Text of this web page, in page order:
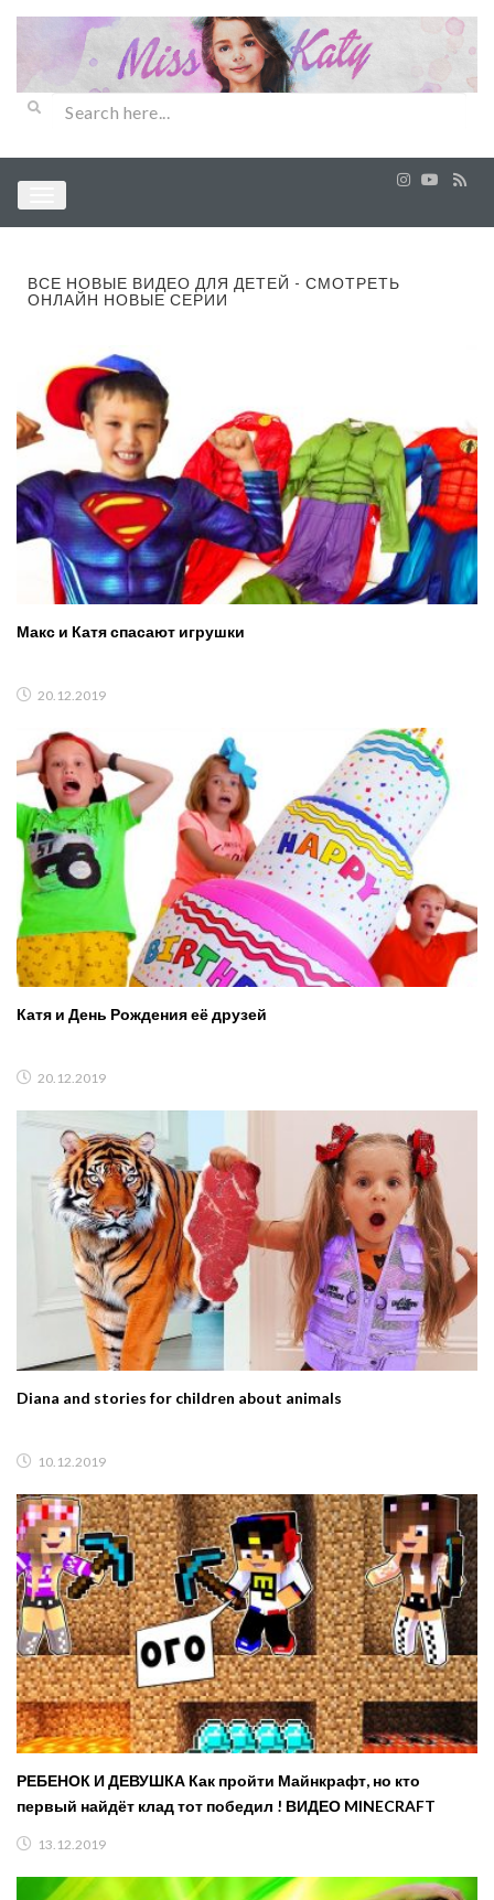
ВСЕ НОВЫЕ ВИДЕО ДЛЯ ДЕТЕЙ - СМОТРЕТЬ
ОНЛАЙН НОВЫЕ СЕРИИ
Макс и Катя спасают игрушки
20.12.2019
Катя и День Рождения её друзей
20.12.2019
Diana and stories for children about animals
10.12.2019
РЕБЕНОК И ДЕВУШКА Как пройти Майнкрафт, но кто
первый найдёт клад тот победил ! ВИДЕО MINECRAFT
13.12.2019